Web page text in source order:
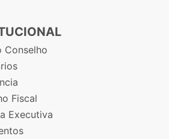
Conselho
Fiscal
Executiva